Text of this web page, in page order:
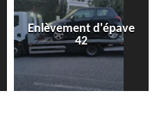
Enlèvement d'épave
42